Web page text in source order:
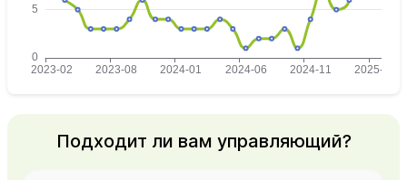
Подходит ли вам управляющий?